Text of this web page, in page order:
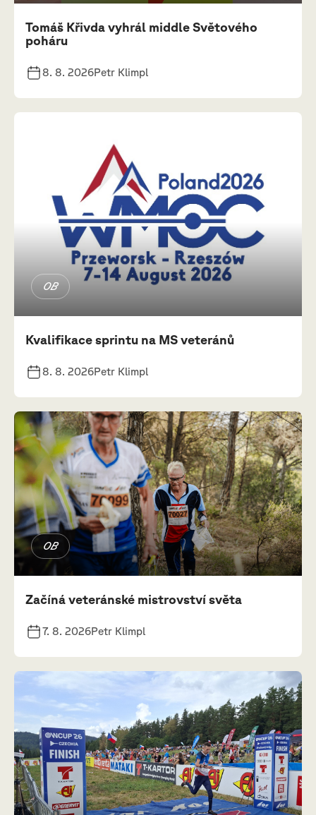
Tomáš Křivda vyhrál middle Světového
poháru
8. 8. 2026Petr Klimpl
OB
Kvalifikace sprintu na MS veteránů
8. 8. 2026Petr Klimpl
OB
Začíná veteránské mistrovství světa
7. 8. 2026Petr Klimpl